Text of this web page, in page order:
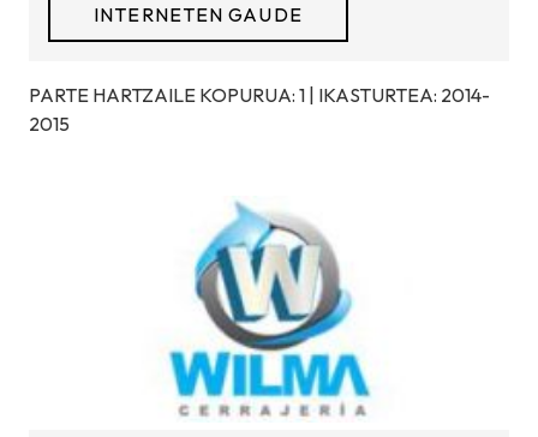
INTERNETEN GAUDE
PARTE HARTZAILE KOPURUA: 1 | IKASTURTEA: 2014-
2015